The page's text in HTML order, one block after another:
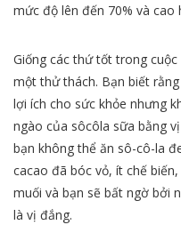
mức độ lên đến 70% và cao
Giống các thứ tốt trong
một thử thách. Bạn biết
lợi ích cho sức khỏe nhưng
ngào của sôcôla sữa bằng
bạn không thể ăn sô-cô-la
cacao đã bóc vỏ, ít chế
muối và bạn sẽ bất ngờ bởi
là vị đắng.